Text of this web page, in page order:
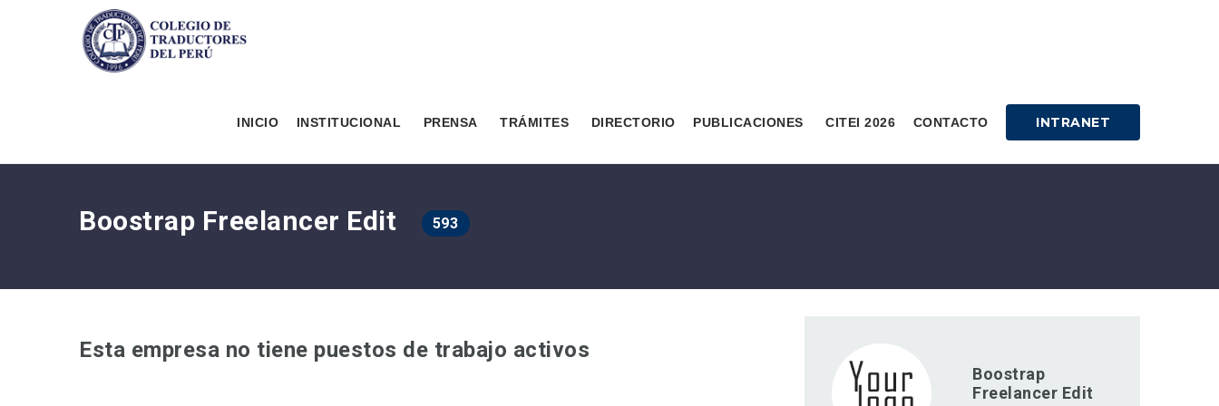
INICIO INSTITUCIONAL PRENSA TRÁMITES DIRECTORIO PUBLICACIONES CITEI 2026 CONTACTO INTRANET
Boostrap Freelancer Edit 593
Esta empresa no tiene puestos de trabajo activos
Boostrap
Freelancer Edit